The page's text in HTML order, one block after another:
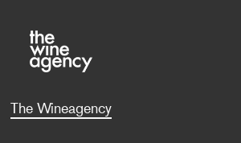
The Wineagency